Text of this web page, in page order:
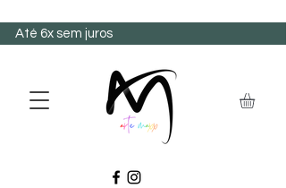
Até 6x sem juros